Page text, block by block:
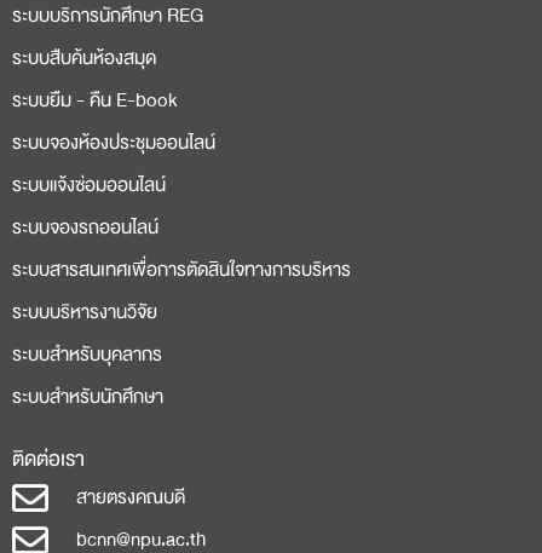
ระบบบริการนักศึกษา REG
ระบบสืบค้นห้องสมุด
ระบบยืม - คืน E-book
ระบบจองห้องประชุมออนไลน์
ระบบแจ้งซ่อมออนไลน์
ระบบจองรถออนไลน์
ระบบสารสนเทศเพื่อการตัดสินใจทางการบริหาร
ระบบบริหารงานวิจัย
ระบบสำหรับบุคลากร
ระบบสำหรับนักศึกษา
ติดต่อเรา
สายตรงคณบดี
bcnn@npu.ac.th